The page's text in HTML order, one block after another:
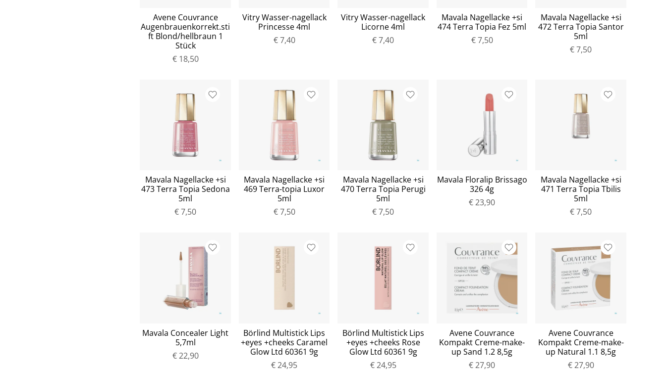
Avene Couvrance
Augenbrauenkorrekt.sti
ft Blond/hellbraun 1
Stück
€ 18,50
Vitry Wasser-nagellack
Princesse 4ml
€ 7,40
Vitry Wasser-nagellack
Licorne 4ml
€ 7,40
Mavala Nagellacke +si
474 Terra Topia Fez 5ml
€ 7,50
Mavala Nagellacke +si
472 Terra Topia Santor
5ml
€ 7,50
Mavala Nagellacke +si
473 Terra Topia Sedona
5ml
€ 7,50
Mavala Nagellacke +si
469 Terra-topia Luxor
5ml
€ 7,50
Mavala Nagellacke +si
470 Terra Topia Perugi
5ml
€ 7,50
Mavala Floralip Brissago
326 4g
€ 23,90
Mavala Nagellacke +si
471 Terra Topia Tbilis
5ml
€ 7,50
Mavala Concealer Light
5,7ml
€ 22,90
Börlind Multistick Lips
+eyes +cheeks Caramel
Glow Ltd 60361 9g
€ 24,95
Börlind Multistick Lips
+eyes +cheeks Rose
Glow Ltd 60361 9g
€ 24,95
Avene Couvrance
Kompakt Creme-make-
up Sand 1.2 8,5g
€ 27,90
Avene Couvrance
Kompakt Creme-make-
up Natural 1.1 8,5g
€ 27,90